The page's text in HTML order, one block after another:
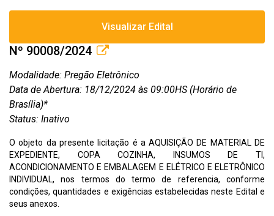
Visualizar Edital
Nº 90008/2024
Modalidade: Pregão Eletrônico
Data de Abertura: 18/12/2024 às 09:00HS (Horário de
Brasília)*
Status: Inativo
O objeto da presente licitação é a AQUISIÇÃO DE MATERIAL DE
EXPEDIENTE, COPA COZINHA, INSUMOS DE TI,
ACONDICIONAMENTO E EMBALAGEM E ELÉTRICO E ELETRÔNICO
INDIVIDUAL, nos termos do termo de referencia, conforme
condições, quantidades e exigências estabelecidas neste Edital e
seus anexos.